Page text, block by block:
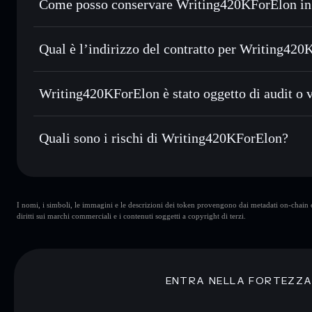
Usare il DCA— applica la strategia dollar-cost average su
Inviare in modo riservato— trasferisci WELON senza
privacy incorporato di Solflare
esclusivo controllo delle tue chiavi private
Come posso conservare Writing420KForElon
Writing420KForElon
Aggregatore di privacy
Qual è l’indirizzo del contratto per
Writing420KForElon è stato oggetto di audit o
Writing420KForElon non è verificato
Quali sono i rischi di Writing420KForElon?
Writing420KForElon
liquidità limitata
Informati sempre autonomamente. Dati forniti da
I nomi, i simboli, le immagini e le descrizioni dei token provengono dai metadati on-
diritti sui marchi commerciali e i contenuti soggetti a copyright di terzi.
ENTRA NELLA FORTEZZA